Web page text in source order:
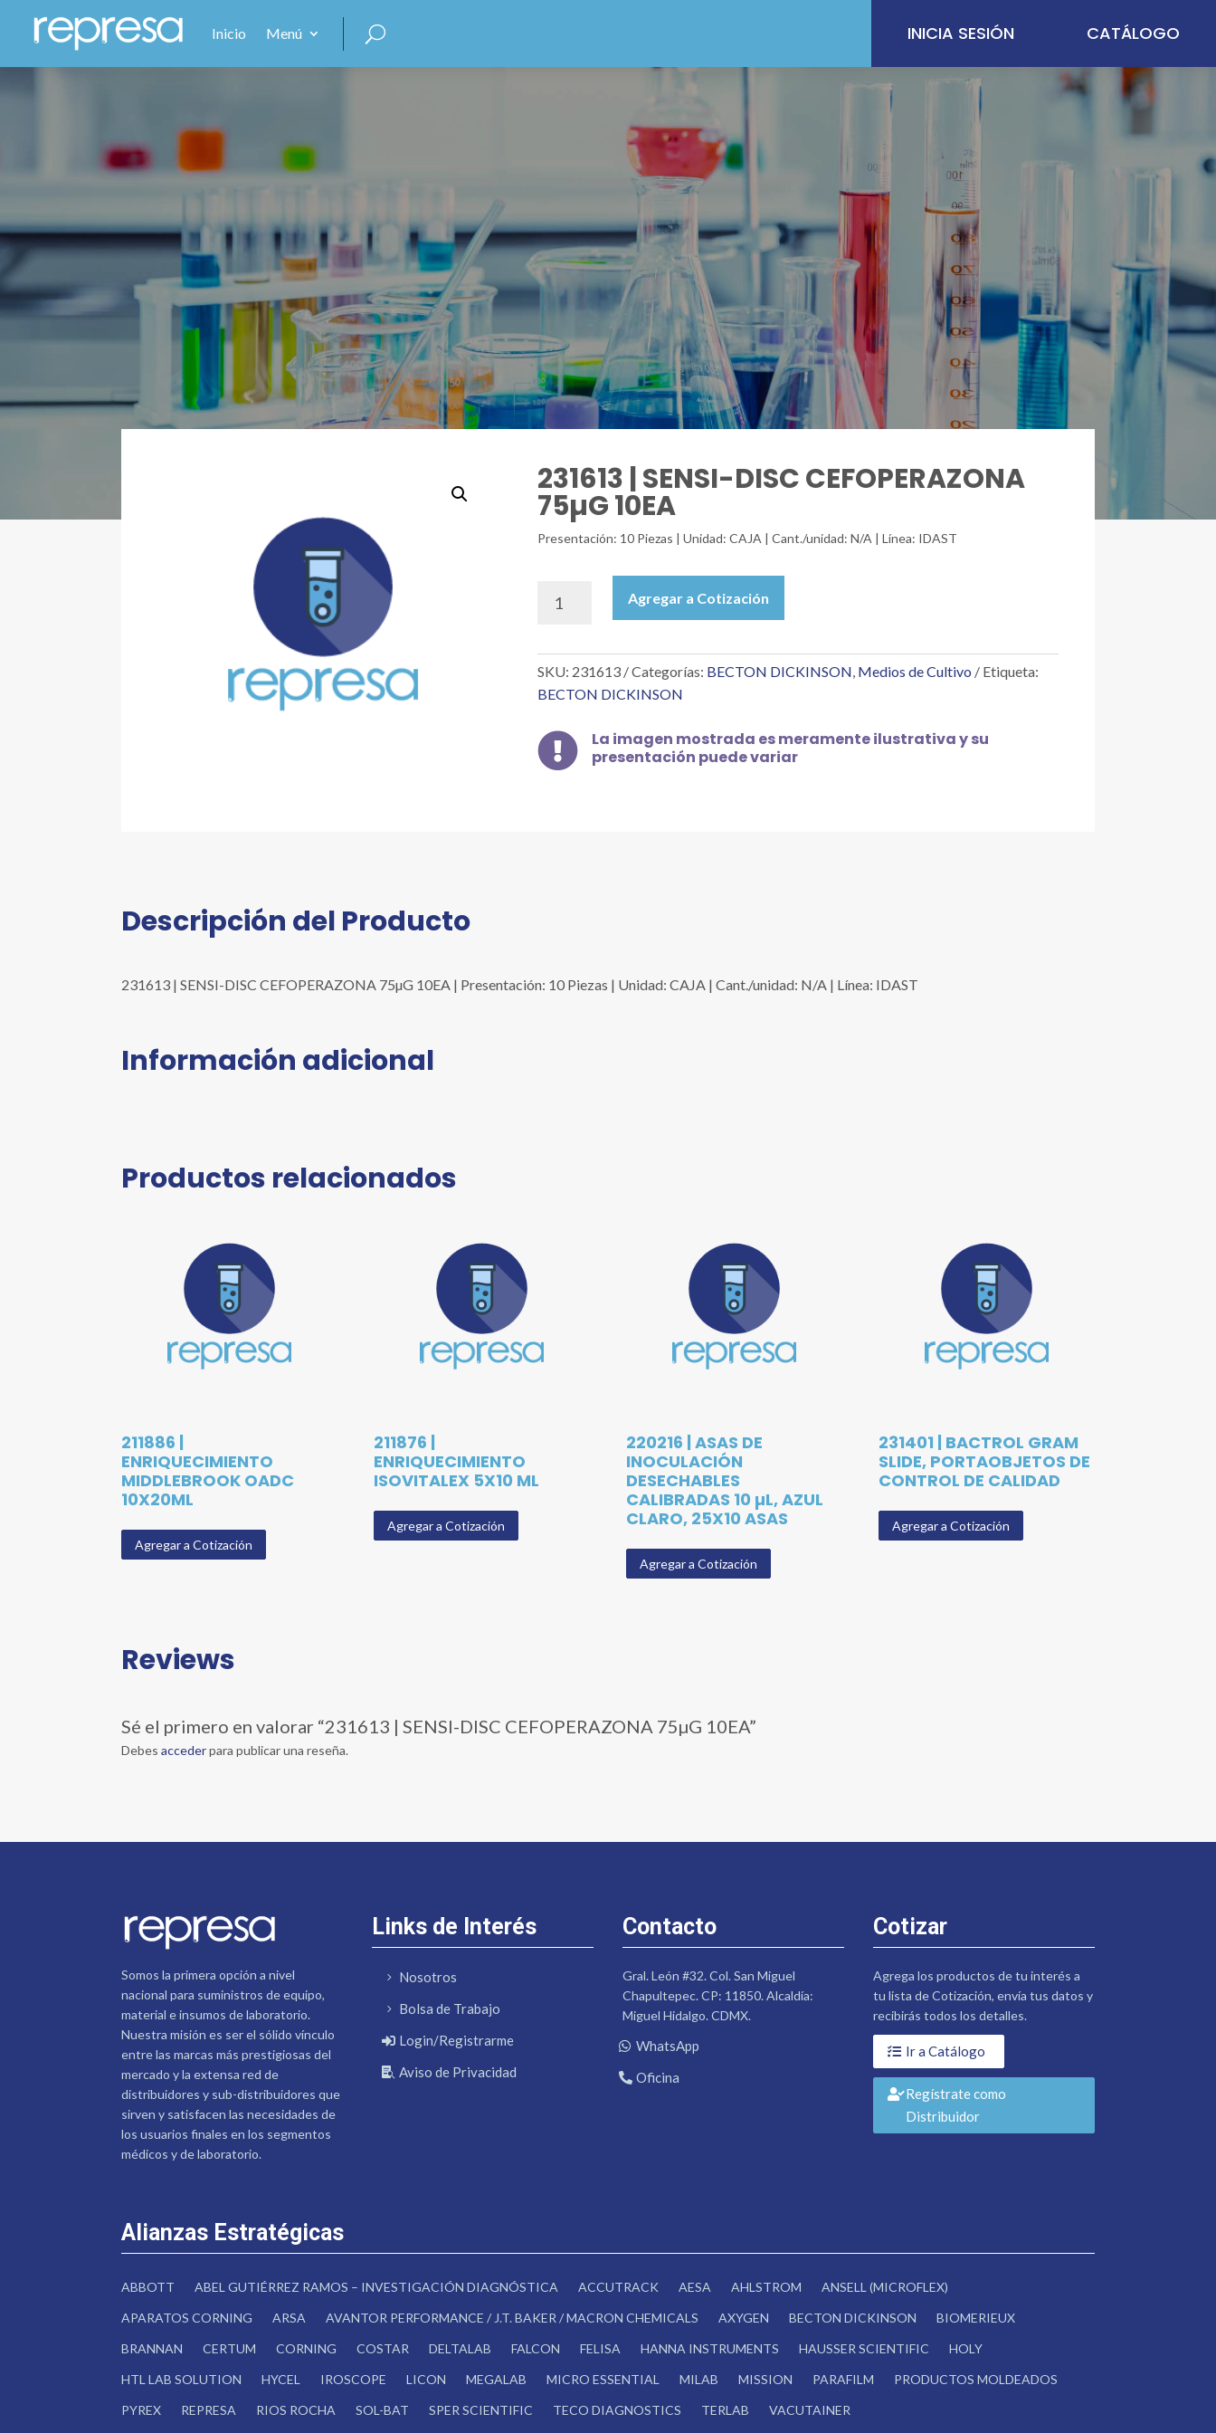
Inicio Menú INICIA SESIÓN CATÁLOGO
231613 | SENSI-DISC CEFOPERAZONA
75µG 10EA
Presentación: 10 Piezas | Unidad: CAJA | Cant./unidad: N/A | Línea: IDAST
DISC
CEFOPERAZONA
75µG
cantidad
Agregar a Cotización
SKU: 231613 Categorías: BECTON DICKINSON, Medios de Cultivo
Etiqueta:
BECTON DICKINSON

La imagen mostrada es meramente ilustrativa y su
presentación puede variar
Descripción del Producto
231613 | SENSI-DISC CEFOPERAZONA 75µG 10EA | Presentación: 10 Piezas | Unidad: CAJA | Cant./unidad: N/A | Línea: IDAST
Información adicional
Productos relacionados
211886 |
ENRIQUECIMIENTO
MIDDLEBROOK OADC
10X20ML
Agregar a Cotización
211876 |
ENRIQUECIMIENTO
ISOVITALEX 5X10 ML
Agregar a Cotización
220216 | ASAS DE
INOCULACIÓN
DESECHABLES
CALIBRADAS 10 µL, AZUL
CLARO, 25X10 ASAS
Agregar a Cotización
231401 | BACTROL GRAM
SLIDE, PORTAOBJETOS DE
CONTROL DE CALIDAD
Agregar a Cotización
Reviews
Sé el primero en valorar “231613 | SENSI-DISC CEFOPERAZONA 75µG 10EA”
Debesaccederpara publicar una reseña.
Somos la primera opción a nivel
nacional para suministros de equipo,
material e insumos de laboratorio.
Nuestra misión es ser el sólido vínculo
entre las marcas más prestigiosas del
mercado y la extensa red de
distribuidores y sub-distribuidores que
sirven y satisfacen las necesidades de
los usuarios finales en los segmentos
médicos y de laboratorio.
Links de Interés
Nosotros
Bolsa de Trabajo
Login/Registrarme
Aviso de Privacidad
Contacto
Gral. León #32. Col. San Miguel
Chapultepec. CP: 11850. Alcaldía:
Miguel Hidalgo. CDMX.
WhatsApp
Oficina
Cotizar
Agrega los productos de tu interés a
tu lista de Cotización, envía tus datos y
recibirás todos los detalles.
Ir a Catálogo
Regístrate como
Distribuidor
Alianzas Estratégicas
ABBOTT ABEL GUTIÉRREZ RAMOS – INVESTIGACIÓN DIAGNÓSTICA ACCUTRACK AESA AHLSTROM
ANSELL (MICROFLEX)
APARATOS CORNING
ARSA AVANTOR PERFORMANCE / J.T. BAKER / MACRON CHEMICALS AXYGEN BECTON DICKINSON
BIOMERIEUX
BRANNAN
CERTUM CORNING COSTAR DELTALAB FALCON FELISA HANNA INSTRUMENTS HAUSSER SCIENTIFIC
HOLY
HTL LAB SOLUTION
HYCEL IROSCOPE LICON MEGALAB MICRO ESSENTIAL MILAB MISSION PARAFILM
PRODUCTOS MOLDEADOS
PYREX
REPRESA RIOS ROCHA SOL-BAT SPER SCIENTIFIC TECO DIAGNOSTICS TERLAB VACUTAINER